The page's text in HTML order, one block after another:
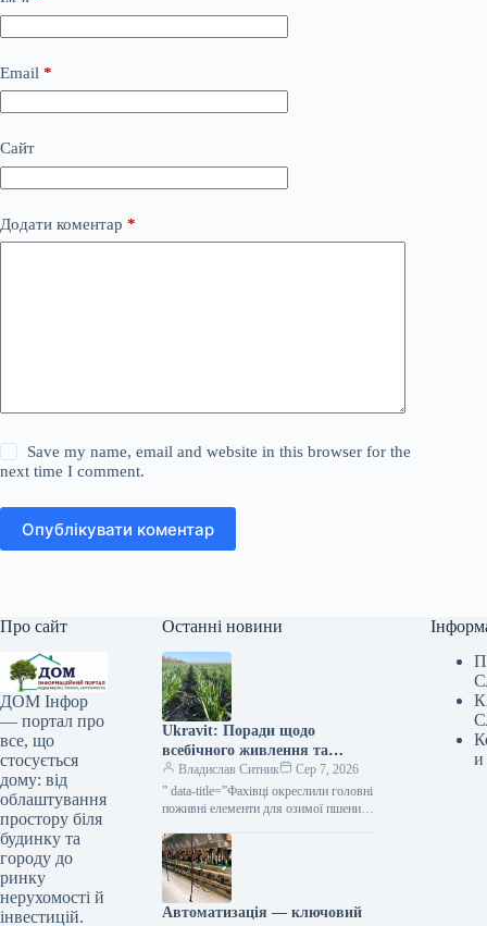
Email *
Сайт
Додати коментар *
Save my name, email and website in this browser for the
next time I comment.
Опублікувати коментар
Про сайт
ДОМ Інфор
— портал про
все, що
стосується
дому: від
облаштування
простору біля
будинку та
городу до
ринку
нерухомості й
інвестицій.
Останні новини
Ukravit: Поради щодо
всебічного живлення та
захисту озимої пшениці від
KURKUL
Владислав Ситник
Сер 7, 2026
” data-title=”Фахівці окреслили головні
поживні елементи для озимої пшениці
Автоматизація — ключовий
и